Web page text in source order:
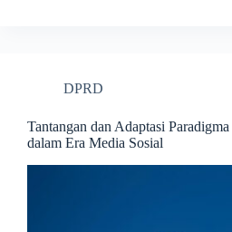
DPRD
Tantangan dan Adaptasi
dalam Era Media Sosial